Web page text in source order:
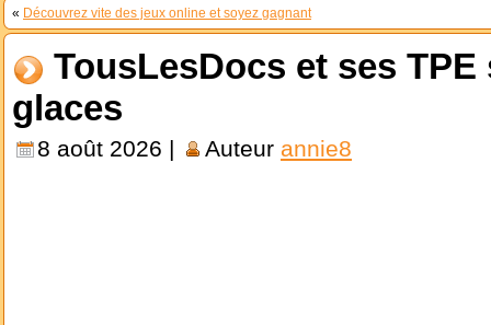
« Découvrez vite des jeux online et soyez gagnant
TousLesDocs et ses
glaces
8 août 2026 | Auteur annie8